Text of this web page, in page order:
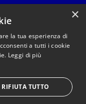
di aver preso visione della
font-
informative e di contatto,
style="color:#e91e63; font-
×
la tua esperienza di
a tutti i cookie
Leggi di più
RIFIUTA TUTTO